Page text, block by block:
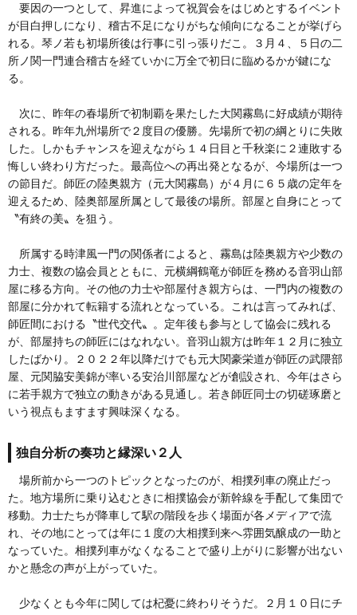
要因の一つとして、昇進によって祝賀会をはじめとするイベント
が目白押しになり、稽古不足になりがちな傾向になることが挙げら
れる。琴ノ若も初場所後は行事に引っ張りだこ。３月４、５日の二
所ノ関一門連合稽古を経ていかに万全で初日に臨めるかが鍵にな
る。
次に、昨年の春場所で初制覇を果たした大関霧島に好成績が期待
される。昨年九州場所で２度目の優勝。先場所で初の綱とりに失敗
した。しかもチャンスを迎えながら１４日目と千秋楽に２連敗する
悔しい終わり方だった。最高位への再出発となるが、今場所は一つ
の節目だ。師匠の陸奥親方（元大関霧島）が４月に６５歳の定年を
迎えるため、陸奥部屋所属として最後の場所。部屋と自身にとって
〝有終の美〟を狙う。
所属する時津風一門の関係者によると、霧島は陸奥親方や少数の
力士、複数の協会員とともに、元横綱鶴竜が師匠を務める音羽山部
屋に移る方向。その他の力士や部屋付き親方らは、一門内の複数の
部屋に分かれて転籍する流れとなっている。これは言ってみれば、
師匠間における〝世代交代〟。定年後も参与として協会に残れる
が、部屋持ちの師匠にはなれない。音羽山親方は昨年１２月に独立
したばかり。２０２２年以降だけでも元大関豪栄道が師匠の武隈部
屋、元関脇安美錦が率いる安治川部屋などが創設され、今年はさら
に若手親方で独立の動きがある見通し。若き師匠同士の切磋琢磨と
いう視点もますます興味深くなる。
独自分析の奏功と縁深い２人
場所前から一つのトピックとなったのが、相撲列車の廃止だっ
た。地方場所に乗り込むときに相撲協会が新幹線を手配して集団で
移動。力士たちが降車して駅の階段を歩く場面が各メディアで流
れ、その地にとっては年に１度の大相撲到来へ雰囲気醸成の一助と
なっていた。相撲列車がなくなることで盛り上がりに影響が出ない
かと懸念の声が上がっていた。
少なくとも今年に関しては杞憂に終わりそうだ。２月１０日にチ